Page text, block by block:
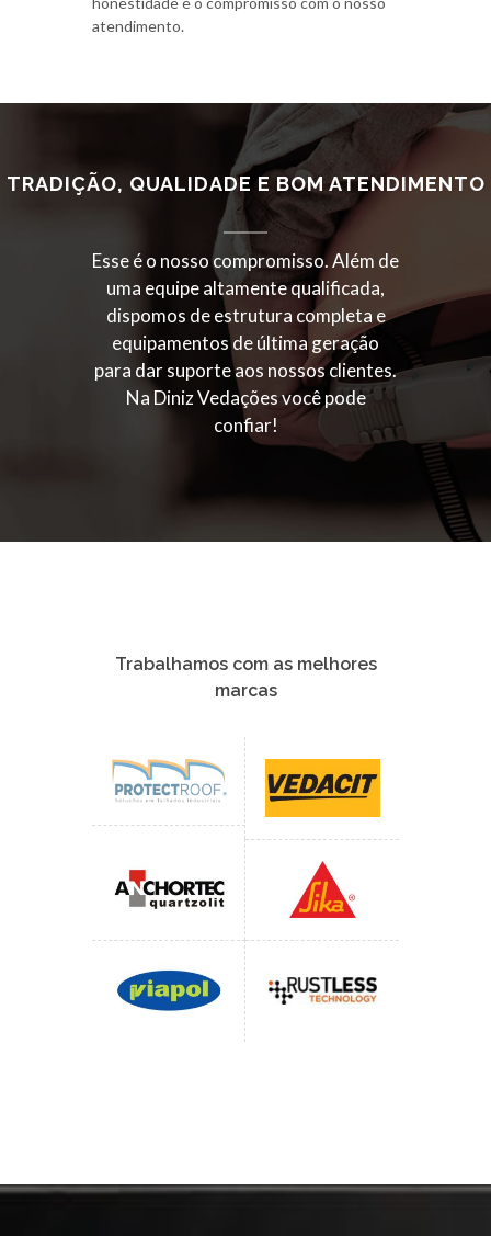
atendimento.
TRADIÇÃO, QUALIDADE E BOM ATENDIMENTO
Esse é o nosso compromisso. Além de
uma equipe altamente qualificada,
dispomos de estrutura completa e
equipamentos de última geração
para dar suporte aos nossos clientes.
Na Diniz Vedações você pode
confiar!
Trabalhamos com as melhores
marcas